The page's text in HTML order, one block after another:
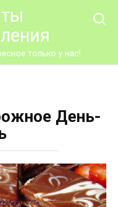
только у нас!
День-